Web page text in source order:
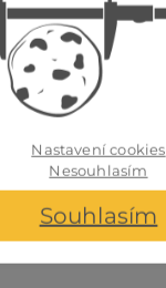
Napojenídlouhé
Nastavení cookies
Nesouhlasím
Souhlasím